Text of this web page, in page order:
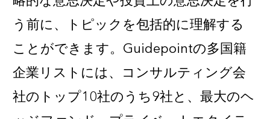
う前に、トピックを包括的に理解する
ことができます。Guidepointの多国籍
企業リストには、コンサルティング会
社のトップ10社のうち9社と、最大のヘ